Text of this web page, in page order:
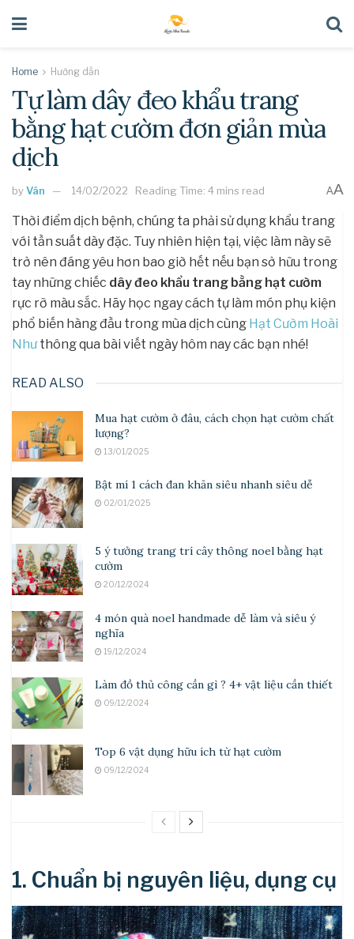
Home Hướng dẫn
Tự làm dây đeo khẩu trang
bằng hạt cườm đơn giản mùa
dịch
byVân 14/02/2022 Reading Time: 4 mins read AA
Thời điểm dịch bệnh, chúng ta phải sử dụng khẩu trang
với tần suất dày đặc. Tuy nhiên hiện tại, việc làm này sẽ
trở nên đáng yêu hơn bao giờ hết nếu bạn sở hữu trong
tay những chiếc dây đeo khẩu trang bằng hạt cườm
rực rỡ màu sắc. Hãy học ngay cách tự làm món phụ kiện
phổ biến hàng đầu trong mùa dịch cùng Hạt Cườm Hoài
Nhưthông qua bài viết ngày hôm nay các bạn nhé!
READ ALSO
Mua hạt cườm ở đâu, cách chọn hạt cườm chất
lượng?
13/01/2025
Bật mí 1 cách đan khăn siêu nhanh siêu dễ
02/01/2025
5 ý tưởng trang trí cây thông noel bằng hạt
cườm
20/12/2024
4 món quà noel handmade dễ làm và siêu ý
nghĩa
19/12/2024
Làm đồ thủ công cần gì ? 4+ vật liệu cần thiết
09/12/2024
Top 6 vật dụng hữu ích từ hạt cườm
09/12/2024
1. Chuẩn bị nguyên liệu, dụng cụ